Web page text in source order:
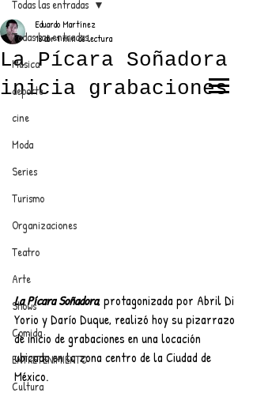
ANUNCIATE CON NOSOTROS
PARA MÁS INFORMACIÓN:
dinamicaseltrendytop@gmail.com
EL TRENDY TOP
CON EDDY MARTINEZ
Todas las entradas
Música
deporte
cine
Moda
Series
Turismo
Organizaciones
Teatro
Arte
Shows
Comida
ENTRETENIMIENTO
Cultura
Todas las entradas
La Pícara Soñadora
inicia grabaciones
Eduardo Martínez
18 abr1 min de lectura
La Pícara Soñadora, protagonizada por Abril Di
Yorio y Darío Duque, realizó hoy su pizarrazo
de inicio de grabaciones en una locación
ubicada en la zona centro de la Ciudad de
México.